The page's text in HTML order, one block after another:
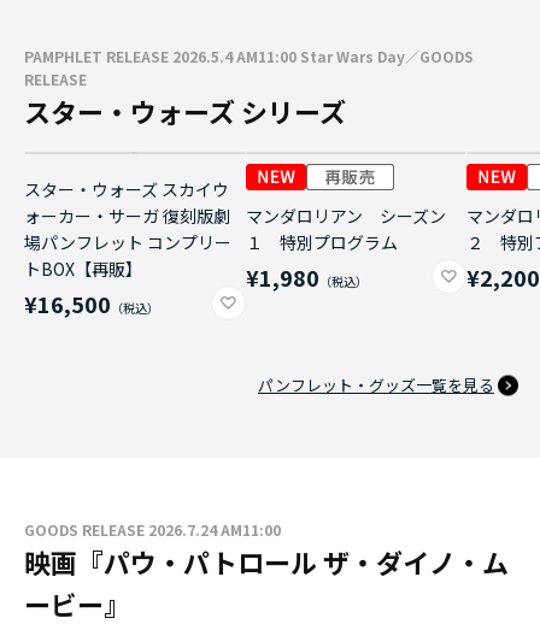
PAMPHLET RELEASE 2026.5.4 AM11:00 Star Wars Day／GOODS
RELEASE
スター・ウォーズ シリーズ
スター・ウォーズ スカイウ
ォーカー・サーガ 復刻版劇
場パンフレット コンプリー
トBOX【再販】
¥16,500
マンダロリアン シーズン
１ 特別プログラム
¥1,980
マンダ
２ 特別
¥2,200
パンフレット・グッズ一覧を見る
GOODS RELEASE 2026.7.24 AM11:00
映画『パウ・パトロール ザ・ダイノ・ム
ービー』